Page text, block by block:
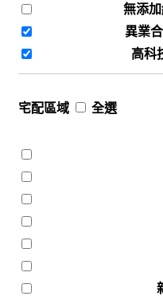
無添
異業
高科
宅配區域 全選